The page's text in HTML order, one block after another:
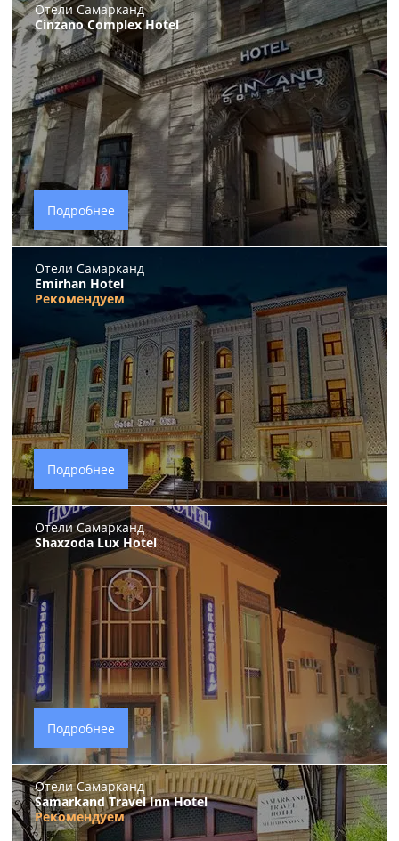
Отели Самарканд
Cinzano Complex Hotel
Подробнее
Отели Самарканд
Emirhan Hotel
Рекомендуем
Подробнее
Отели Самарканд
Shaxzoda Lux Hotel
Подробнее
Отели Самарканд
Samarkand Travel Inn Hotel
Рекомендуем